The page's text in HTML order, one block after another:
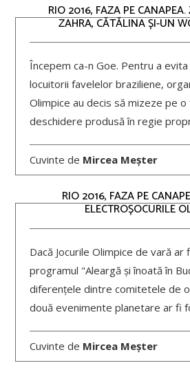
RIO 2016, FAZA PE
ZAHRA, CĂTĂLINA ȘI-UN
Începem ca-n Goe. Pentru a
locuitorii favelelor braziliene,
Olimpice au decis să mizeze pe
deschidere produsă în regie
Cuvinte de Mircea Meșter
RIO 2016, FAZA PE
ELECTROȘOCURILE
Dacă Jocurile Olimpice de vară
programul "Aleargă și înoată în
diferențele dintre comitetele de
două evenimente planetare ar fi
Cuvinte de Mircea Meșter